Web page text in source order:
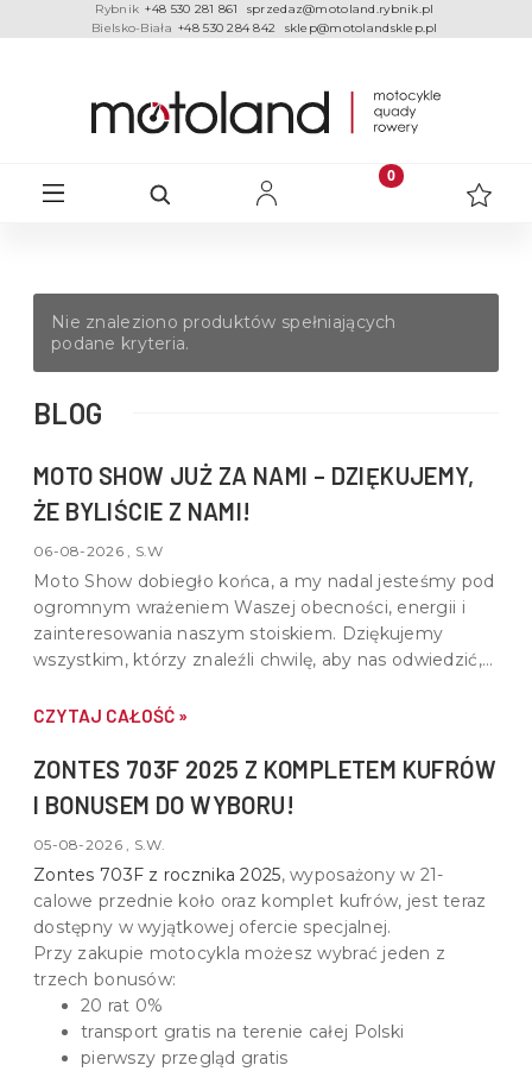
Rybnik +48 530 281 861
sprzedaz@motoland.rybnik.pl
Bielsko-Biała +48 530 284 842 sklep@motolandsklep.pl
Nie znaleziono produktów spełniających
podane kryteria.
BLOG
MOTO SHOW JUŻ ZA NAMI – DZIĘKUJEMY,
ŻE BYLIŚCIE Z NAMI!
06-08-2026 , S.W
Moto Show dobiegło końca, a my nadal jesteśmy pod
ogromnym wrażeniem Waszej obecności, energii i
zainteresowania naszym stoiskiem. Dziękujemy
wszystkim, którzy znaleźli chwilę, aby nas odwiedzić,
do motoryzacji.
CZYTAJ CAŁOŚĆ »
ZONTES 703F 2025 Z KOMPLETEM KUFRÓW
I BONUSEM DO WYBORU!
05-08-2026 , S.W.
Zontes 703F z rocznika 2025, wyposażony w 21-
calowe przednie koło oraz komplet kufrów, jest teraz
dostępny w wyjątkowej ofercie specjalnej.
Przy zakupie motocykla możesz wybrać jeden z
trzech bonusów:
20 rat 0%
transport gratis na terenie całej Polski
pierwszy przegląd gratis